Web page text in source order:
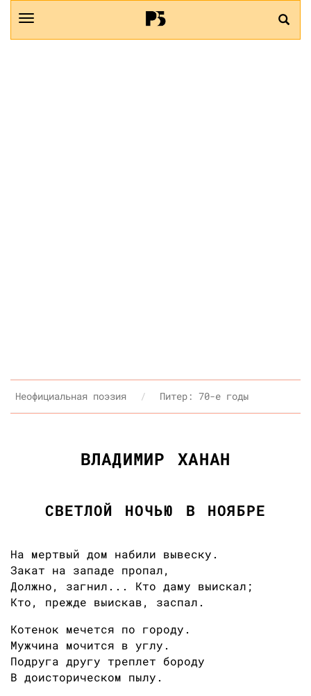
Неофициальная поэзия Питер: 70-е годы
ВЛАДИМИР ХАНАН
СВЕТЛОЙ НОЧЬЮ В НОЯБРЕ
На мертвый дом набили вывеску.
Закат на западе пропал,
Должно, загнил... Кто даму выискал;
Кто, прежде выискав, заспал.
Котенок мечется по городу.
Мужчина мочится в углу.
Подруга другу треплет бороду
В доисторическом пылу.